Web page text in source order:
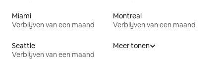
Miami
Verblijven van een maand
Montreal
Verblijven van een maand
Seattle
Verblijven van een maand
Meer tonen